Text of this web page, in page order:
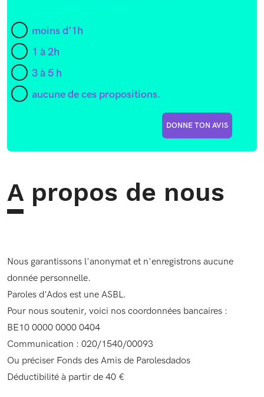
moins d'1h
1 à 2h
3 à 5 h
aucune de ces propositions.
DONNE TON AVIS
A propos de nous
Nous garantissons l'anonymat et n'enregistrons aucune
donnée personnelle.
Paroles d'Ados est une ASBL.
Pour nous soutenir, voici nos coordonnées bancaires :
BE10 0000 0000 0404
Communication : 020/1540/00093
Ou préciser Fonds des Amis de Parolesdados
Déductibilité à partir de 40 €